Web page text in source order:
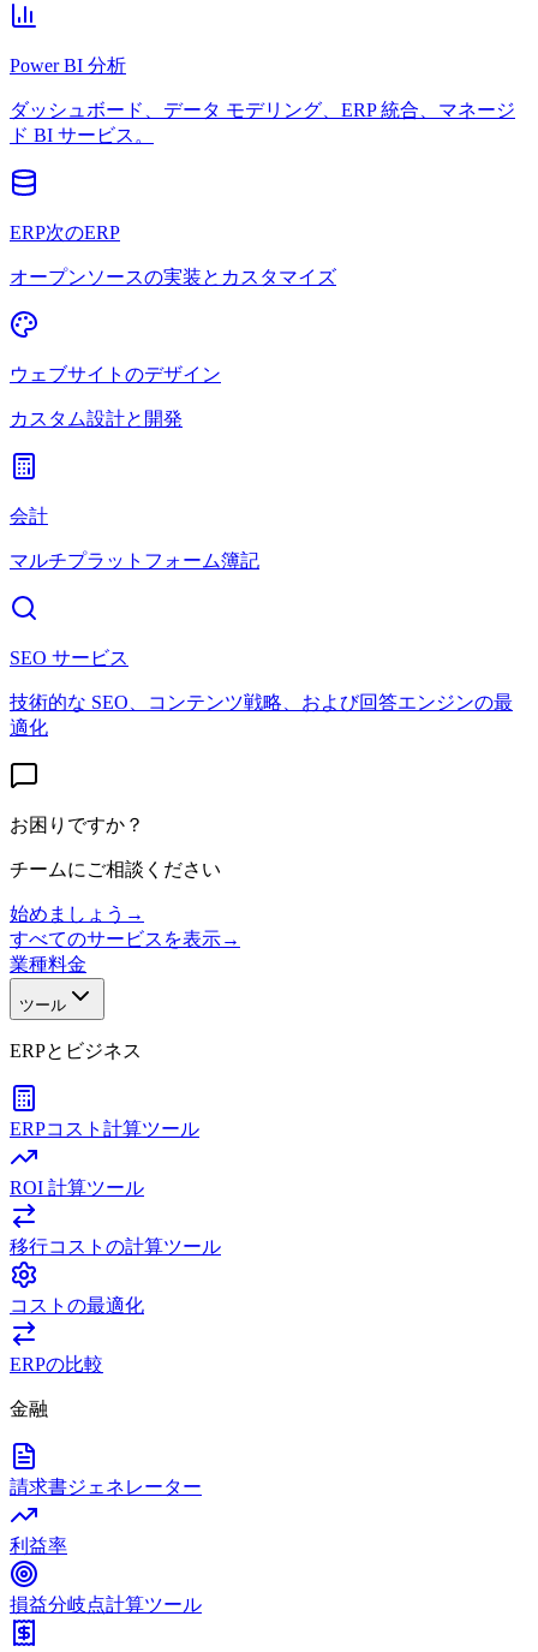
Power BI 分析
ダッシュボード、データ モデリング、ERP 統合、マネージ
ド BI サービス。
ERP次のERP
オープンソースの実装とカスタマイズ
ウェブサイトのデザイン
カスタム設計と開発
会計
マルチプラットフォーム簿記
SEO サービス
技術的な SEO、コンテンツ戦略、および回答エンジンの最
適化
お困りですか？
チームにご相談ください
始めましょう →
すべてのサービスを表示→
業種料金
ツール
ERPとビジネス
ERPコスト計算ツール
ROI 計算ツール
移行コストの計算ツール
コストの最適化
ERPの比較
金融
請求書ジェネレーター
利益率
損益分岐点計算ツール